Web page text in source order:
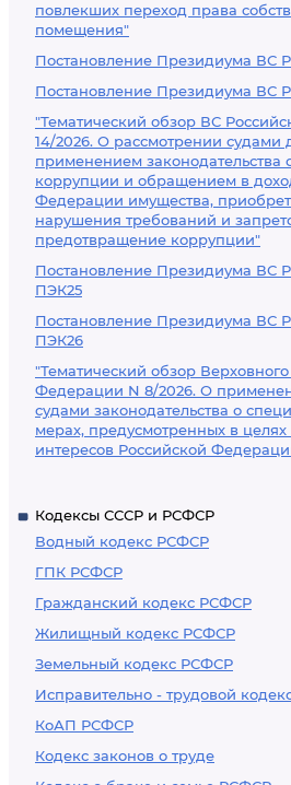
повлекших переход права
помещения"
Постановление Президиума ВС
Постановление Президиума ВС
"Тематический обзор ВС
14/2026. О рассмотрении судами
применением законодательства
коррупции и обращением в
Федерации имущества,
нарушения требований и
предотвращение коррупции"
Постановление Президиума ВС
ПЭК25
Постановление Президиума ВС
ПЭК26
"Тематический обзор
Федерации N 8/2026. О
судами законодательства о
мерах, предусмотренных в
интересов Российской
Кодексы СССР и РСФСР
Водный кодекс РСФСР
ГПК РСФСР
Гражданский кодекс РСФСР
Жилищный кодекс РСФСР
Земельный кодекс РСФСР
Исправительно - трудовой
КоАП РСФСР
Кодекс законов о труде